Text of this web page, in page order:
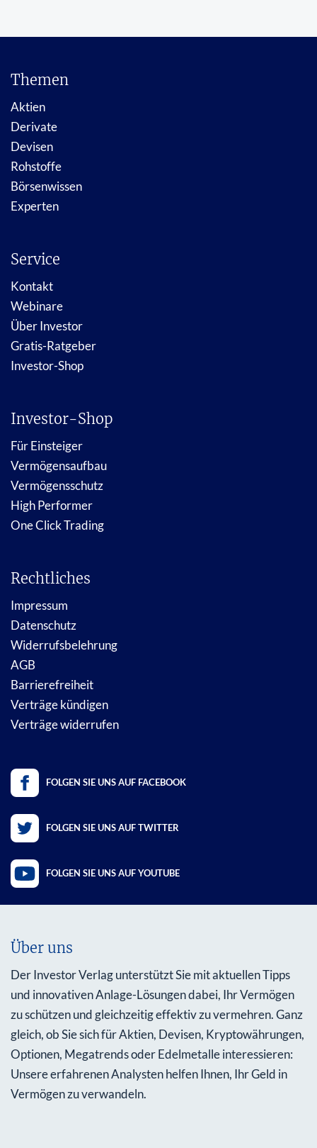
Themen
Aktien
Derivate
Devisen
Rohstoffe
Börsenwissen
Experten
Service
Kontakt
Webinare
Über Investor
Gratis-Ratgeber
Investor-Shop
Investor-Shop
Für Einsteiger
Vermögensaufbau
Vermögensschutz
High Performer
One Click Trading
Rechtliches
Impressum
Datenschutz
Widerrufsbelehrung
AGB
Barrierefreiheit
Verträge kündigen
Verträge widerrufen
FOLGEN SIE UNS AUF FACEBOOK
FOLGEN SIE UNS AUF TWITTER
FOLGEN SIE UNS AUF YOUTUBE
Über uns
Der Investor Verlag unterstützt Sie mit aktuellen Tipps
und innovativen Anlage-Lösungen dabei, Ihr Vermögen
zu schützen und gleichzeitig effektiv zu vermehren. Ganz
gleich, ob Sie sich für Aktien, Devisen, Kryptowährungen,
Optionen, Megatrends oder Edelmetalle interessieren:
Unsere erfahrenen Analysten helfen Ihnen, Ihr Geld in
Vermögen zu verwandeln.